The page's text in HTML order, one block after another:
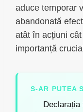
aduce temporar
abandonată
atât în acțiuni
importanță
S-AR PUTEA
Declarația